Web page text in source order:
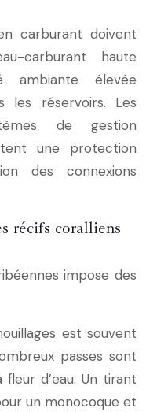
carburant doivent
carburant haute
ambiante élevée
les réservoirs. Les
de gestion
une protection
des connexions
récifs coralliens
impose des
est souvent
passes sont
d’eau. Un tirant
un monocoque et